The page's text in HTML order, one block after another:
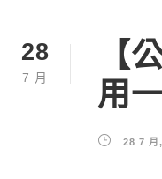
28
7 月
【
用
28 7 月